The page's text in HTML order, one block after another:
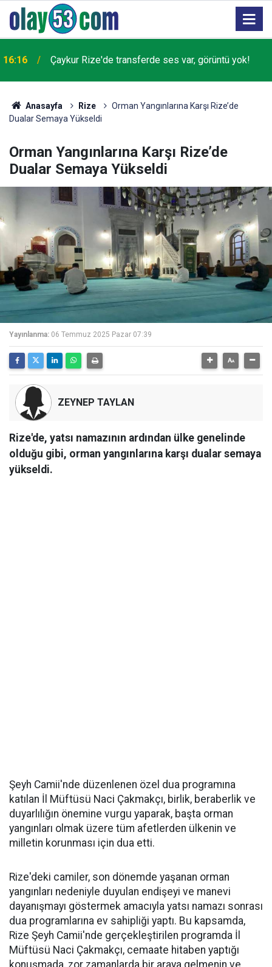
16:16 Çaykur Rize'de transferde ses var, görüntü yok!
Anasayfa Rize
Orman Yangınlarına Karşı Rize’de
Dualar Semaya Yükseldi
Orman Yangınlarına Karşı Rize’de
Dualar Semaya Yükseldi
Yayınlanma: 06 Temmuz 2025 Pazar 07:39
ZEYNEP TAYLAN
Rize'de, yatsı namazının ardından ülke genelinde
olduğu gibi, orman yangınlarına karşı dualar semaya
yükseldi.
Şeyh Camii'nde düzenlenen özel dua programına
katılan İl Müftüsü Naci Çakmakçı, birlik, beraberlik ve
duyarlılığın önemine vurgu yaparak, başta orman
yangınları olmak üzere tüm afetlerden ülkenin ve
milletin korunması için dua etti.
Rize'deki camiler, son dönemde yaşanan orman
yangınları nedeniyle duyulan endişeyi ve manevi
dayanışmayı göstermek amacıyla yatsı namazı sonrası
dua programlarına ev sahipliği yaptı. Bu kapsamda,
Rize Şeyh Camii'nde gerçekleştirilen programda İl
Müftüsü Naci Çakmakçı, cemaate hitaben yaptığı
konuşmada, zor zamanlarda bir araya gelmenin ve